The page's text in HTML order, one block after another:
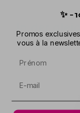
✨ -
Promos
vous à la